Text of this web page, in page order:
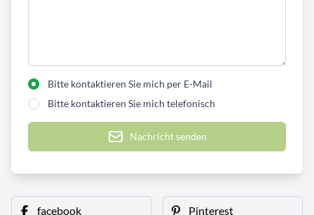
Bitte kontaktieren Sie mich per E-Mail
Bitte kontaktieren Sie mich telefonisch
Nachricht senden
facebook Pinterest